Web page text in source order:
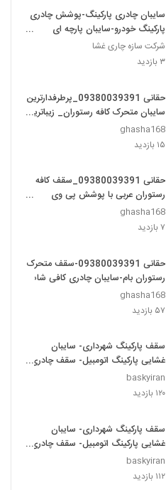
سایبان چادری پارکینگ-پوشش چادری
پارکینگ خودرو-سایبان پارچه ای
ماشین-سایبان پارچه ای خودرو
پارکینگ/۰۹۳۸۰۰۳۹۲۹۳
شرکت سازه چاری غشا
۳ بازدید
حقانی 09380039391_پرطرفدارترین
سایبان متحرک کافه رستوران_ زیباترین
سقف برقی بام رستوان
ghasha168
۱۵ بازدید
حقانی 09380039391_سقف کافه
رستوران عربی با پوشش پی وی
سی_سایبان کنترلی بام پیتزافروشی
ghasha168
۷ بازدید
حقانی 09380039391-سقف متحرک
رستوران بام-سایبان چادری کافی شاپ
ghasha168
۵۷ بازدید
سقف پارکینگ شهرداری- سایبان
غشایی پارکینگ اتومبیل- سقف چادری
خودرو- پارکینگ چادری اداره
baskyiran
۱۲۰ بازدید
سقف پارکینگ شهرداری- سایبان
غشایی پارکینگ اتومبیل- سقف چادری
خودرو- پارکینگ چادری حیاط اداره
baskyiran
۱۱۲ بازدید